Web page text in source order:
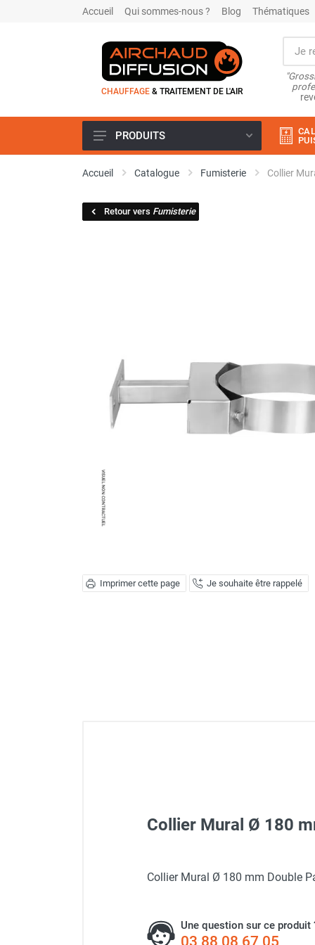
Accueil Qui sommes-nous ? Blog Thématiques
CHAUFFAGE & TRAITEMENT DE L'AIR
Climatiseur
Climatiseur mobile résidentiel et
Ventilateur brumisateur
Ventilateur / extracteur d'air mobile
Brasseur d'air
Ventilateur fixe
Ventilateur industriel
Ventilateur centrifuge
Ventilateur de sol
Ventilateur sur pied
Ventilateur de bureau
Extracteur d'air mural centrifuge
professionnel
Humidificateur d'air
Purificateur d'air
PRODUITS
Accueil Catalogue Fumisterie Collier
Retour vers Fumisterie
Imprimer cette page Je souhaite être rappelé
Collier Mural Ø 180
Collier Mural Ø 180 mm Double
Une question sur ce produit
03 88 08 67 05